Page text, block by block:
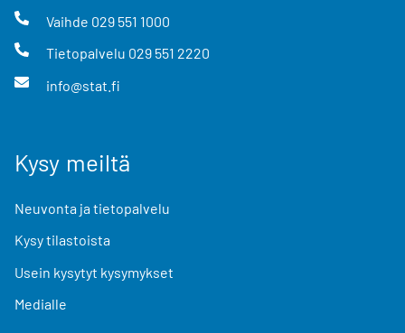
Vaihde 029 551 1000
Tietopalvelu 029 551 2220
info@stat.fi
Kysy meiltä
Neuvonta ja tietopalvelu
Kysy tilastoista
Usein kysytyt kysymykset
Medialle